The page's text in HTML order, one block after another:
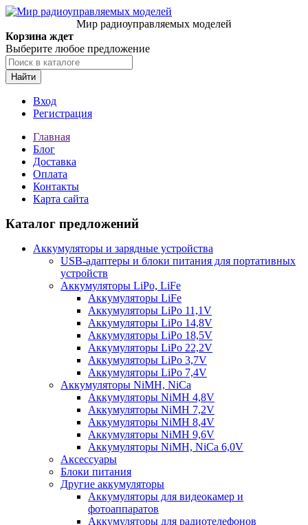
Мир радиоуправляемых моделей
Корзина ждет
Выберите любое предложение
Найти
Вход
Регистрация
Главная
Блог
Доставка
Оплата
Контакты
Карта сайта
Каталог предложений
Аккумуляторы и зарядные устройства
USB-адаптеры и блоки питания для портативных
устройств
Аккумуляторы LiPo, LiFe
Аккумуляторы LiFe
Аккумуляторы LiPo 11,1V
Аккумуляторы LiPo 14,8V
Аккумуляторы LiPo 18,5V
Аккумуляторы LiPo 22,2V
Аккумуляторы LiPo 3,7V
Аккумуляторы LiPo 7,4V
Аккумуляторы NiMH, NiCa
Аккумуляторы NiMH 4,8V
Аккумуляторы NiMH 7,2V
Аккумуляторы NiMH 8,4V
Аккумуляторы NiMH 9,6V
Аккумуляторы NiMH, NiCa 6,0V
Аксессуары
Блоки питания
Другие аккумуляторы
Аккумуляторы для видеокамер и
фотоаппаратов
Аккумуляторы для радиотелефонов